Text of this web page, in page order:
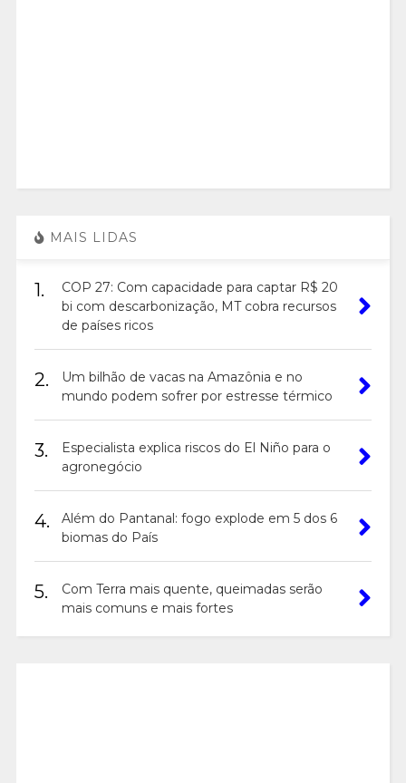
MAIS LIDAS
1.
COP 27: Com capacidade para captar R$ 20
bi com descarbonização, MT cobra recursos
de países ricos
2.
Um bilhão de vacas na Amazônia e no
mundo podem sofrer por estresse térmico
3.
Especialista explica riscos do El Niño para o
agronegócio
4.
Além do Pantanal: fogo explode em 5 dos 6
biomas do País
5.
Com Terra mais quente, queimadas serão
mais comuns e mais fortes